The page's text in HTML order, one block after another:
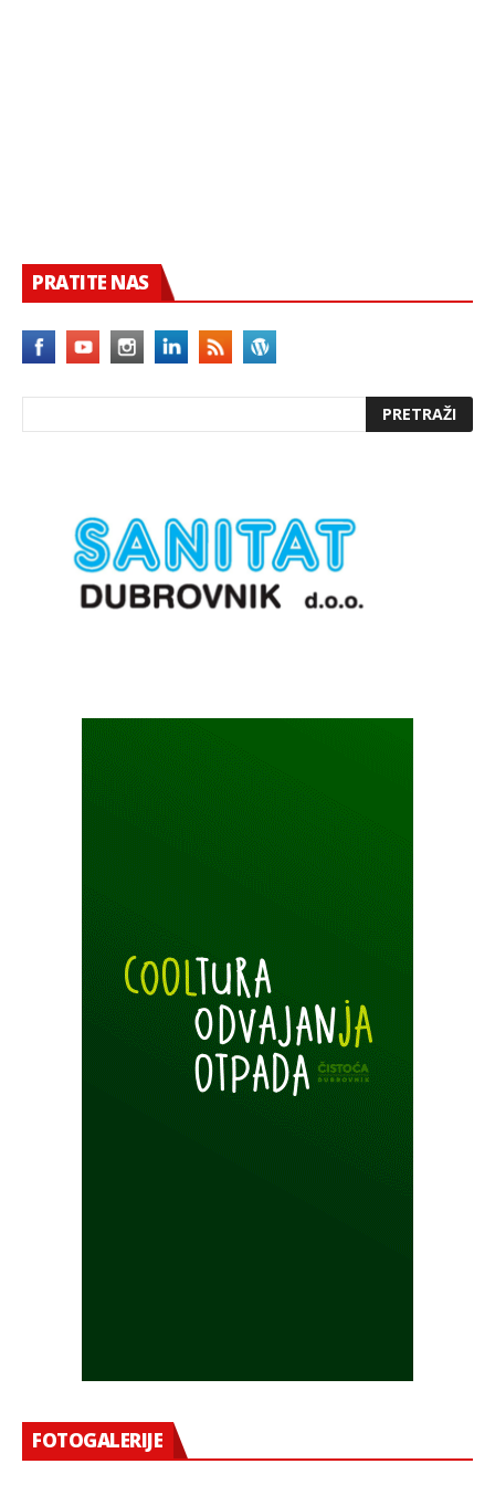
PRATITE NAS
FOTOGALERIJE